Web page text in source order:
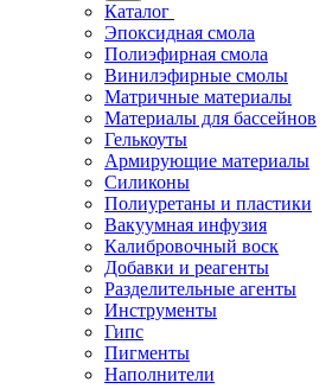
Каталог
Эпоксидная смола
Полиэфирная смола
Винилэфирные смолы
Матричные материалы
Материалы для бассейнов
Гелькоуты
Армирующие материалы
Силиконы
Полиуретаны и пластики
Вакуумная инфузия
Калибровочный воск
Добавки и реагенты
Разделительные агенты
Инструменты
Гипс
Пигменты
Наполнители